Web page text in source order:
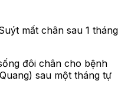
mất chân sau 1 tháng
đôi chân cho bệnh
sau một tháng tự